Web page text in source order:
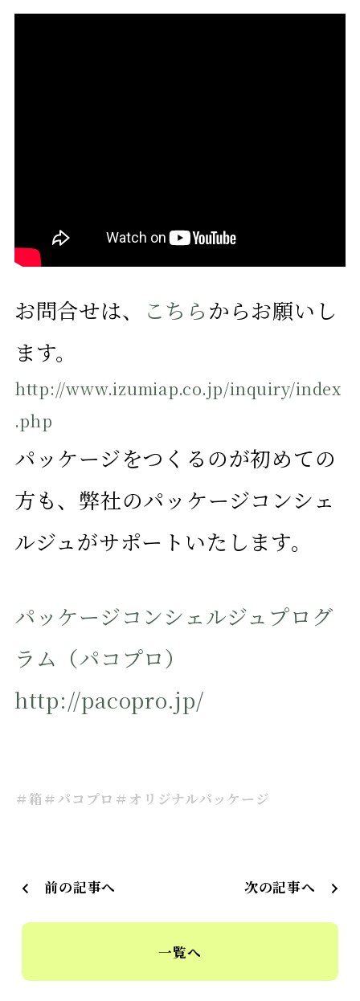
お問合せは、 こちらからお願いし
ます。
http://www.izumiap.co.jp/inquiry/index
.php
パッケージをつくるのが初めての
方も、弊社のパッケージコンシェ
ルジュがサポートいたします。
パッケージコンシェルジュプログ
ラム（パコプロ）
http://pacopro.jp/
＃箱＃パコプロ ＃オリジナルパッケージ
前の記事へ 次の記事へ
一覧へ